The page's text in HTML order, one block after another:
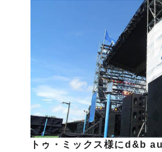
トゥ・ミックス様にd&b